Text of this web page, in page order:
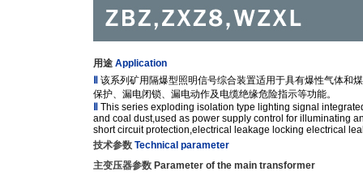
用途 Application
该系列矿用隔爆型照明信号综合装置适用于具有爆性气体和
保护、漏电闭锁、漏电动作及电缆绝缘危险指示等功能。
This series exploding isolation type lighting signal
and coal dust,used as power supply control for illuminating
short circuit protection,electrical leakage locking electrical
技术参数 Technical parameter
主变压器参数 Parameter of the main transformer